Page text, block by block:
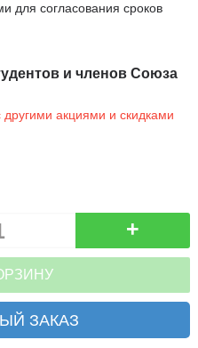
для согласования сроков
и членов Союза
акциями и скидками
+
ЗАКАЗ